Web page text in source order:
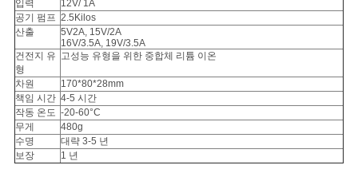
맵
PRIVACY
POLICY
입력
12V/ 1A
공기 펌프 2.5Kilos
산출
5V2A, 15V/2A
16V/3.5A, 19V/3.5A
건전지 유
형
고성능 유형을 위한 중합체 리튬 이온
차원
170*80*28mm
책임 시간 4-5 시간
작동 온도 -20-60°C
무게
480g
수명
대략 3-5 년
보장
1 년